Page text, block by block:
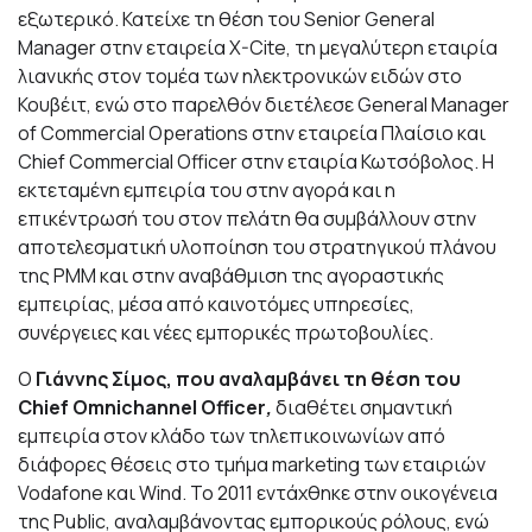
εξωτερικό. Κατείχε τη θέση του Senior General
Manager στην εταιρεία X-Cite, τη μεγαλύτερη εταιρία
λιανικής στον τομέα των ηλεκτρονικών ειδών στο
Κουβέιτ, ενώ στο παρελθόν διετέλεσε General Manager
οf Commercial Operations στην εταιρεία Πλαίσιο και
Chief Commercial Officer στην εταιρία Κωτσόβολος. Η
εκτεταμένη εμπειρία του στην αγορά και η
επικέντρωσή του στον πελάτη θα συμβάλλουν στην
αποτελεσματική υλοποίηση του στρατηγικού πλάνου
της PMM και στην αναβάθμιση της αγοραστικής
εμπειρίας, μέσα από καινοτόμες υπηρεσίες,
συνέργειες και νέες εμπορικές πρωτοβουλίες.
Ο Γιάννης Σίμος, που αναλαμβάνει τη θέση του
Chief Omnichannel Officer,διαθέτει σημαντική
εμπειρία στον κλάδο των τηλεπικοινωνίων από
διάφορες θέσεις στo τμήμα marketing των εταιριών
Vodafone και Wind. Το 2011 εντάχθηκε στην οικογένεια
της Public, αναλαμβάνοντας εμπορικούς ρόλους, ενώ